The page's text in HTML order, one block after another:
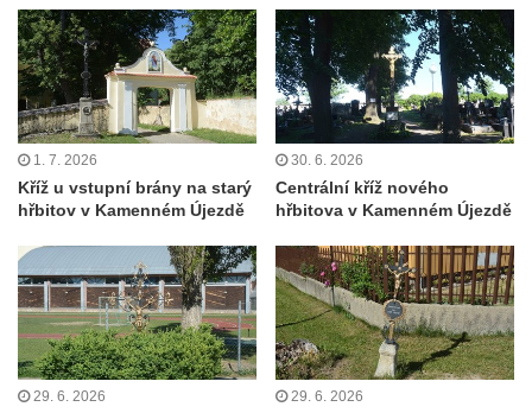
Vilouni v Třebívlicích
Kříž na rozcestí naproti domu čp. 714 v
Lučanech nad Nisou
Centrální kříž hřbitova Šumburk nad
Desnou v Tanvaldu
Kříž u kostela svatého Františka z Assisi v
Tanvaldu
Kříž u kostela svatého Jana Nepomuckého
ve Starých Křečanech
Kříž u domu čp. 39 v Rybništi
Kříž u domu čp. 2 v Rybništi
Kříž u domu čp. 128 v Rybništi
1. 7. 2026
Kříž u vstupní brány na starý
hřbitov v Kamenném Újezdě
30. 6. 2026
Centrální kříž nového
hřbitova v Kamenném Újezdě
29. 6. 2026 29. 6. 2026